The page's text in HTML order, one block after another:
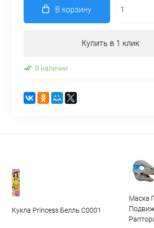
В корзину
Купить в 1 клик
В наличии
Кукла Princess Белль C0001
Маска